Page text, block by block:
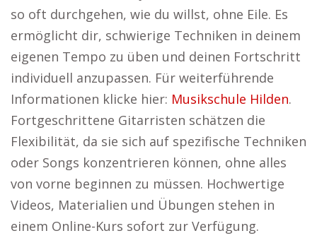
so oft durchgehen, wie du willst, ohne Eile. Es
ermöglicht dir, schwierige Techniken in deinem
eigenen Tempo zu üben und deinen Fortschritt
individuell anzupassen. Für weiterführende
Informationen klicke hier: Musikschule Hilden.
Fortgeschrittene Gitarristen schätzen die
Flexibilität, da sie sich auf spezifische Techniken
oder Songs konzentrieren können, ohne alles
von vorne beginnen zu müssen. Hochwertige
Videos, Materialien und Übungen stehen in
einem Online-Kurs sofort zur Verfügung.